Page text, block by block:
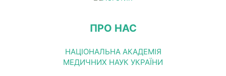
ПРО НАС
НАЦІОНАЛЬНА АКАДЕМІЯ
МЕДИЧНИХ НАУК УКРАЇНИ